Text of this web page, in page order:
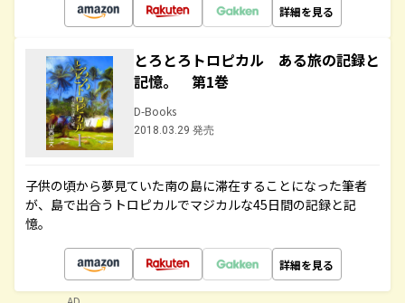
詳細を見る
とろとろトロピカル ある旅の記録と
記憶。 第1巻
D-Books
2018.03.29 発売
子供の頃から夢見ていた南の島に滞在することになった筆者
が、島で出合うトロピカルでマジカルな45日間の記録と記
憶。
詳細を見る